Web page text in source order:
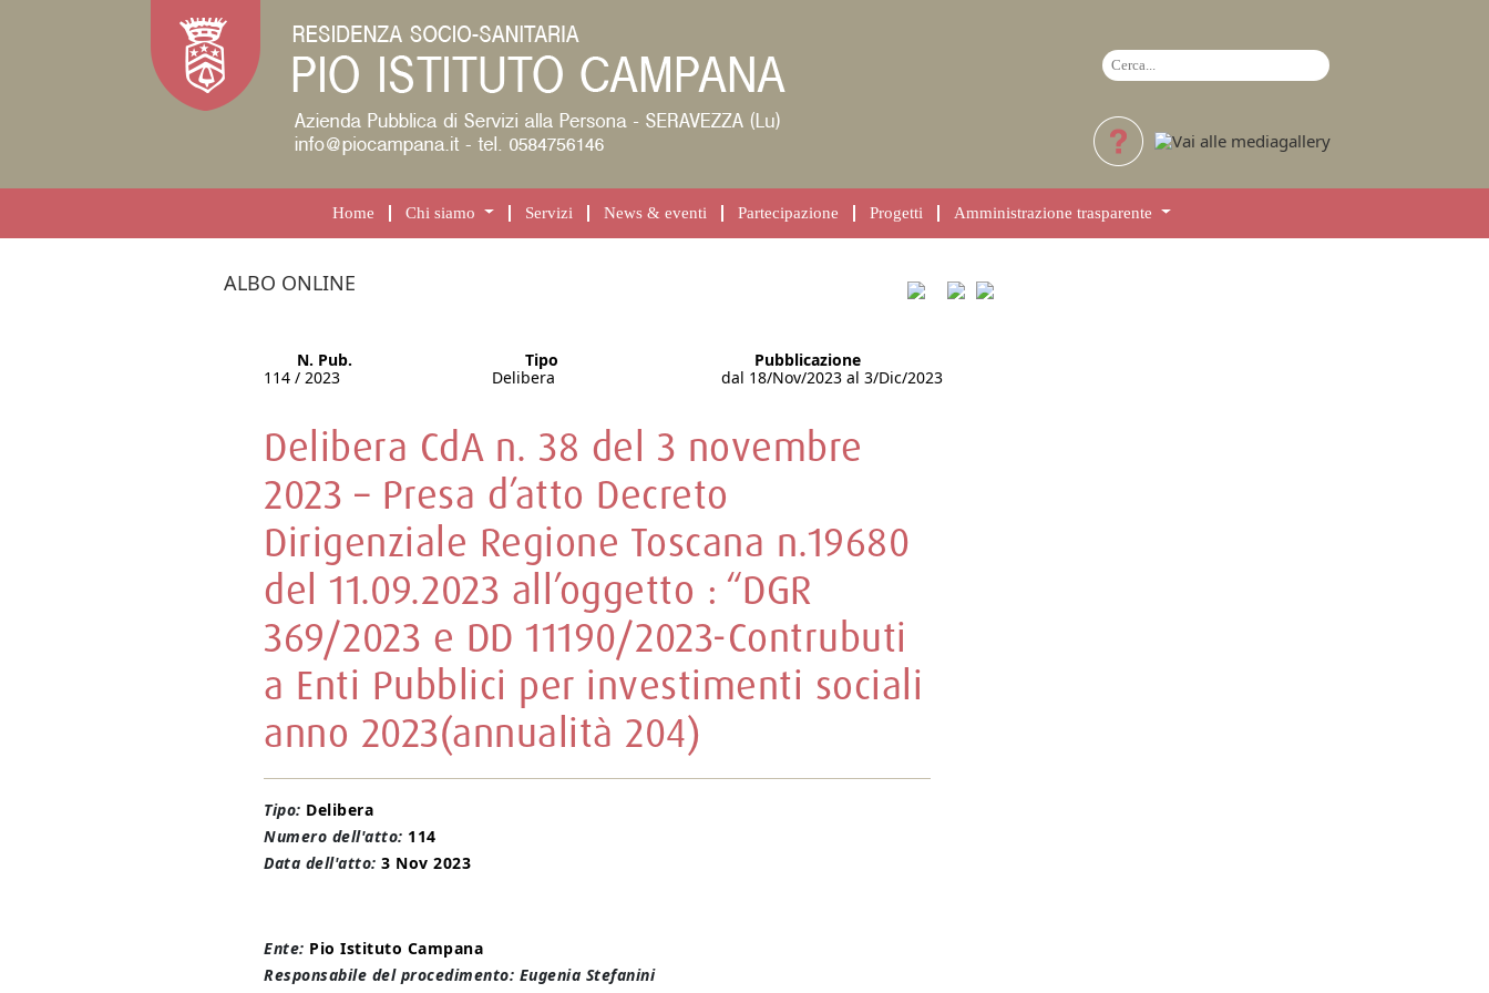
Home Chi siamo Servizi News & eventi Partecipazione Progetti Amministrazione trasparente
ALBO ONLINE
N. Pub.
114 / 2023
Tipo
Delibera
Pubblicazione
dal 18/Nov/2023 al 3/Dic/2023
Delibera CdA n. 38 del 3 novembre
2023 – Presa d’atto Decreto
Dirigenziale Regione Toscana n.19680
del 11.09.2023 all’oggetto : “DGR
369/2023 e DD 11190/2023-Contrubuti
a Enti Pubblici per investimenti sociali
anno 2023(annualità 204)
Tipo: Delibera
Numero dell'atto: 114
Data dell'atto:3 Nov 2023
Ente: Pio Istituto Campana
Responsabile del procedimento: Eugenia Stefanini